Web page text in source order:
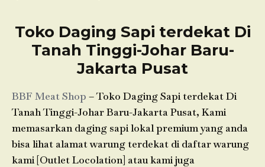
Toko Daging Sapi terdekat Di
Tanah Tinggi-Johar Baru-
Jakarta Pusat
BBF Meat Shop – Toko Daging Sapi terdekat Di
Tanah Tinggi-Johar Baru-Jakarta Pusat, Kami
memasarkan daging sapi lokal premium yang anda
bisa lihat alamat warung terdekat di daftar warung
kami [Outlet Locolation] atau kami juga